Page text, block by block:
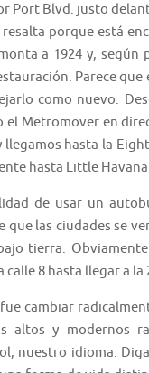
Port Blvd. justo
porque está
a 1924 y,
Parece
como nuevo.
el Metromover en
hasta la
hasta Little
de usar un
que las ciudades se
tierra.
8 hasta llegar a la
cambiar
y modernos
nuestro idioma.